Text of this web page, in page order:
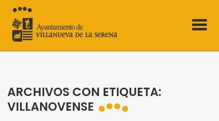
ARCHIVOS CON ETIQUETA:
VILLANOVENSE